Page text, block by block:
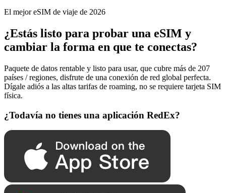
El mejor eSIM de viaje de 2026
¿Estás listo para probar una eSIM y
cambiar la forma en que te conectas?
Paquete de datos rentable y listo para usar, que cubre más de 207
países / regiones, disfrute de una conexión de red global perfecta.
Dígale adiós a las altas tarifas de roaming, no se requiere tarjeta SIM
física.
¿Todavía no tienes una aplicación RedEx?